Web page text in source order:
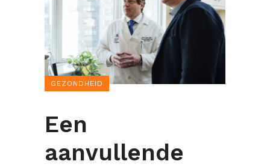
GEZONDHEID
Een
aanvullende